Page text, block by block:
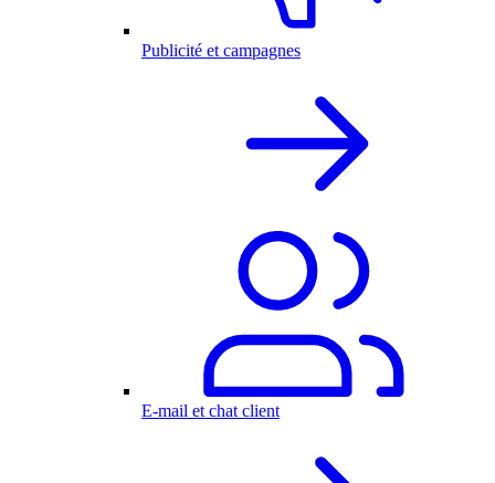
Publicité et campagnes
E-mail et chat client